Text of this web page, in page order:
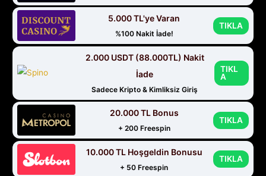
5.000 TL'ye Varan
%100 Nakit İade!
TIKLA
2.000 USDT (88.000TL) Nakit
İade
Sadece Kripto & Kimliksiz Giriş
TIKL
A
20.000 TL Bonus
+ 200 Freespin
TIKLA
10.000 TL Hoşgeldin Bonusu
+ 50 Freespin
TIKLA